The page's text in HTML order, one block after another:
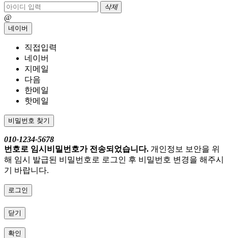
삭제
@
네이버
직접입력
네이버
지메일
다음
한메일
핫메일
비밀번호 찾기
010-1234-5678
번호로 임시비밀번호가 전송되었습니다. 개인정보 보안을 위
해 임시 발급된 비밀번호로 로그인 후 비밀번호 변경을 해주시
기 바랍니다.
로그인
닫기
확인